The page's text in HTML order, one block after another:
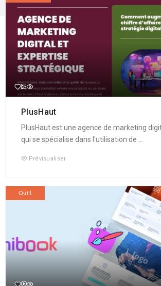
PlusHaut
PlusHaut est une agence de marketing
qui se spécialise dans l'utilisation de ...
Prévisualiser
Outil